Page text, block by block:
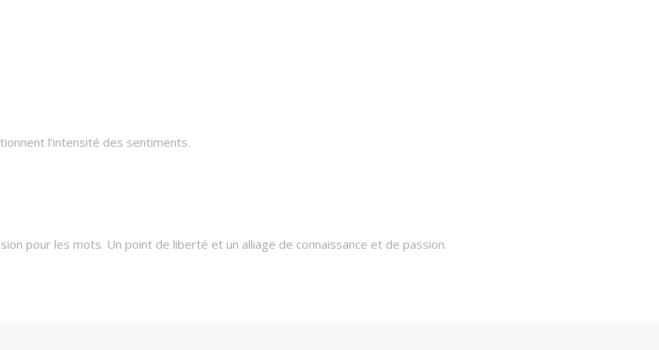
l’intensité des sentiments.
pour les mots. Un point de liberté et un alliage de connaissance et de passion.